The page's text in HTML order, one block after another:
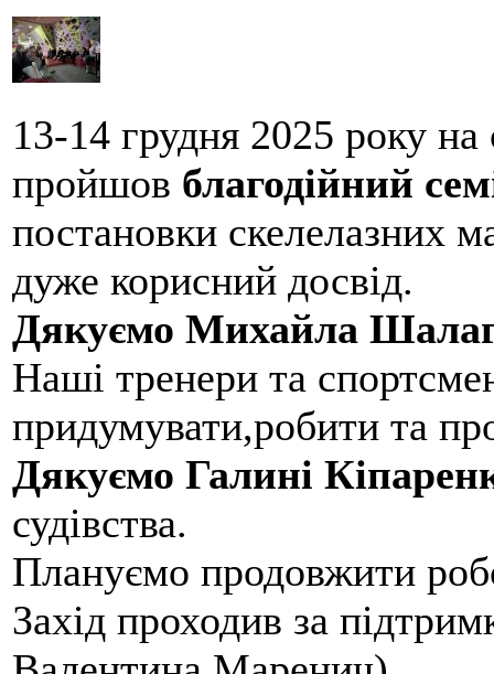
13-14 грудня 2025 року
пройшов благодійний
постановки скелелазних
дуже корисний досвід.
Дякуємо Михайла
Наші тренери та
придумувати,робити та
Дякуємо Галині
судівства.
Плануємо продовжити
Захід проходив за